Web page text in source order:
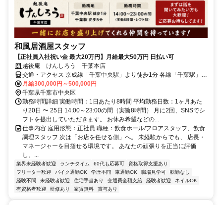
和風居酒屋スタッフ
【正社員入社祝い金 最大20万円】月給最大50万円 日払い可
越後庵 けんしろう 千葉本店
交通・アクセス 京成線「千葉中央駅」より徒歩1分 各線「千葉駅」よ
り徒歩5分
月給300,000円～500,000円
千葉県千葉市中央区
勤務時間詳細 実働時間：1日あたり8時間 平均勤務日数：1ヶ月あた
り20日 〜 25日 14:00～23:00の間（実働8時間） 月に2回、SNSでシ
フトを提出していただきます。 お休み希望などの...
仕事内容 雇用形態：正社員 職種：飲食ホール/フロアスタッフ、飲食
調理スタッフ 次は「お店を任せる側」へ。 未経験からでも、 店長・
マネージャーを目指せる環境です。 あなたの頑張りを正当に評価
し、...
業界未経験者歓迎 ランチタイム 60代も応募可
資格取得支援あり
フリーター歓迎
バイク通勤OK 学歴不問 車通勤OK 職場見学可
転勤なし
経験不問
未経験者歓迎 住宅手当あり 交通費全額支給 経験者歓迎
ネイルOK
有資格者歓迎
研修あり 家賃無料 賞与あり